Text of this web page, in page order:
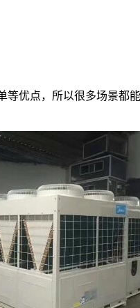
优点，所以很多场景都